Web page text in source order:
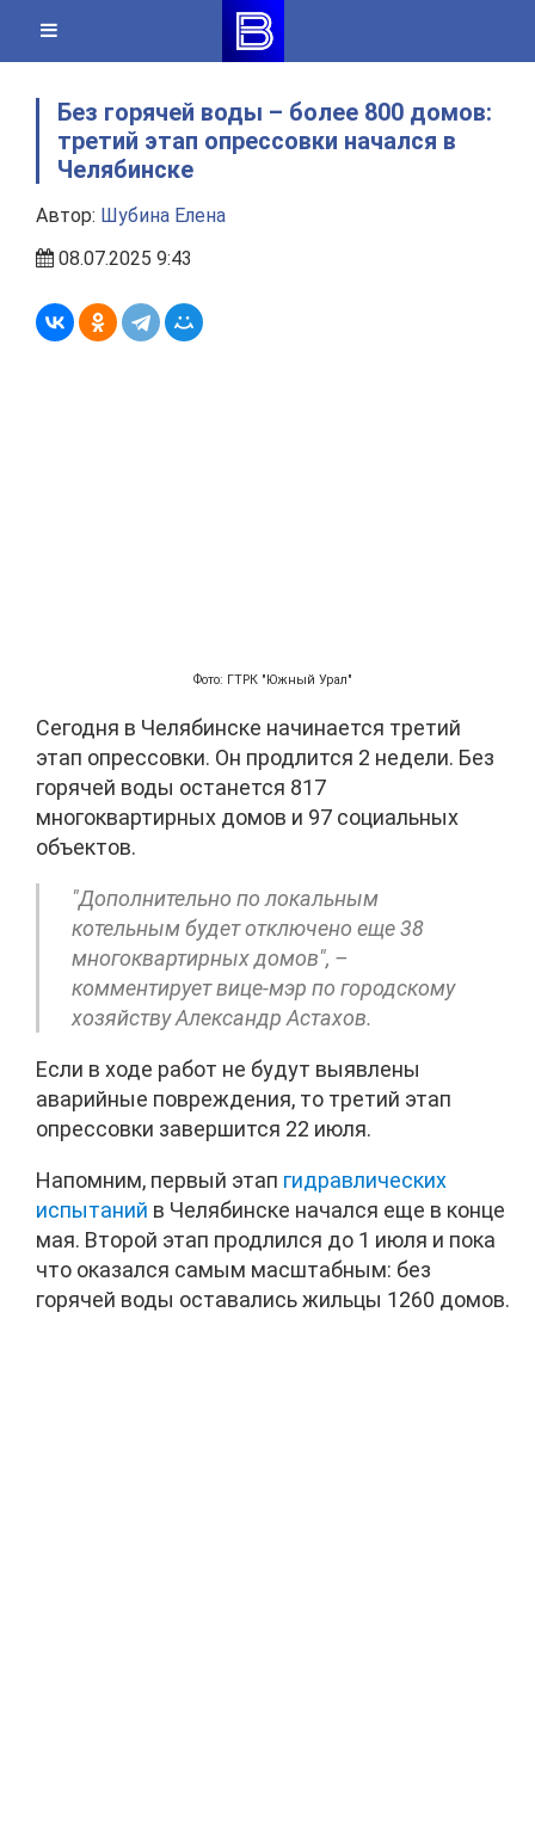
content
Без горячей воды – более 800 домов:
третий этап опрессовки начался в
Челябинске
Автор: Шубина Елена
08.07.2025 9:43
Фото: ГТРК "Южный Урал"
Сегодня в Челябинске начинается третий
этап опрессовки. Он продлится 2 недели. Без
горячей воды останется 817
многоквартирных домов и 97 социальных
объектов.
"Дополнительно по локальным
котельным будет отключено еще 38
многоквартирных домов", –
комментирует вице-мэр по городскому
хозяйству Александр Астахов.
Если в ходе работ не будут выявлены
аварийные повреждения, то третий этап
опрессовки завершится 22 июля.
Напомним, первый этап гидравлических
испытаний в Челябинске начался еще в конце
мая. Второй этап продлился до 1 июля и пока
что оказался самым масштабным: без
горячей воды оставались жильцы 1260 домов.